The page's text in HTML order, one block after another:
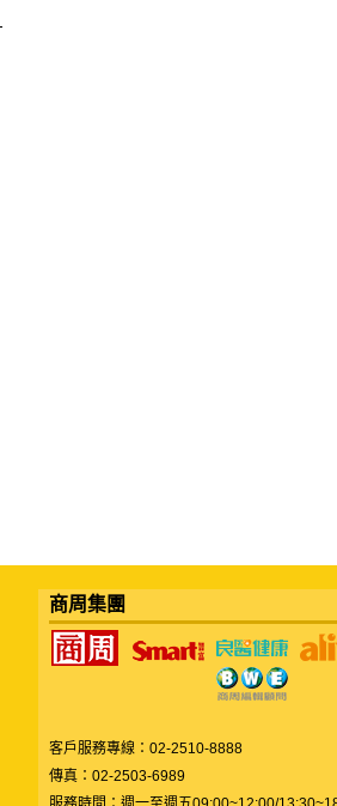
商周集團
客戶服務專線：02-2510-8888
傳真：02-2503-6989